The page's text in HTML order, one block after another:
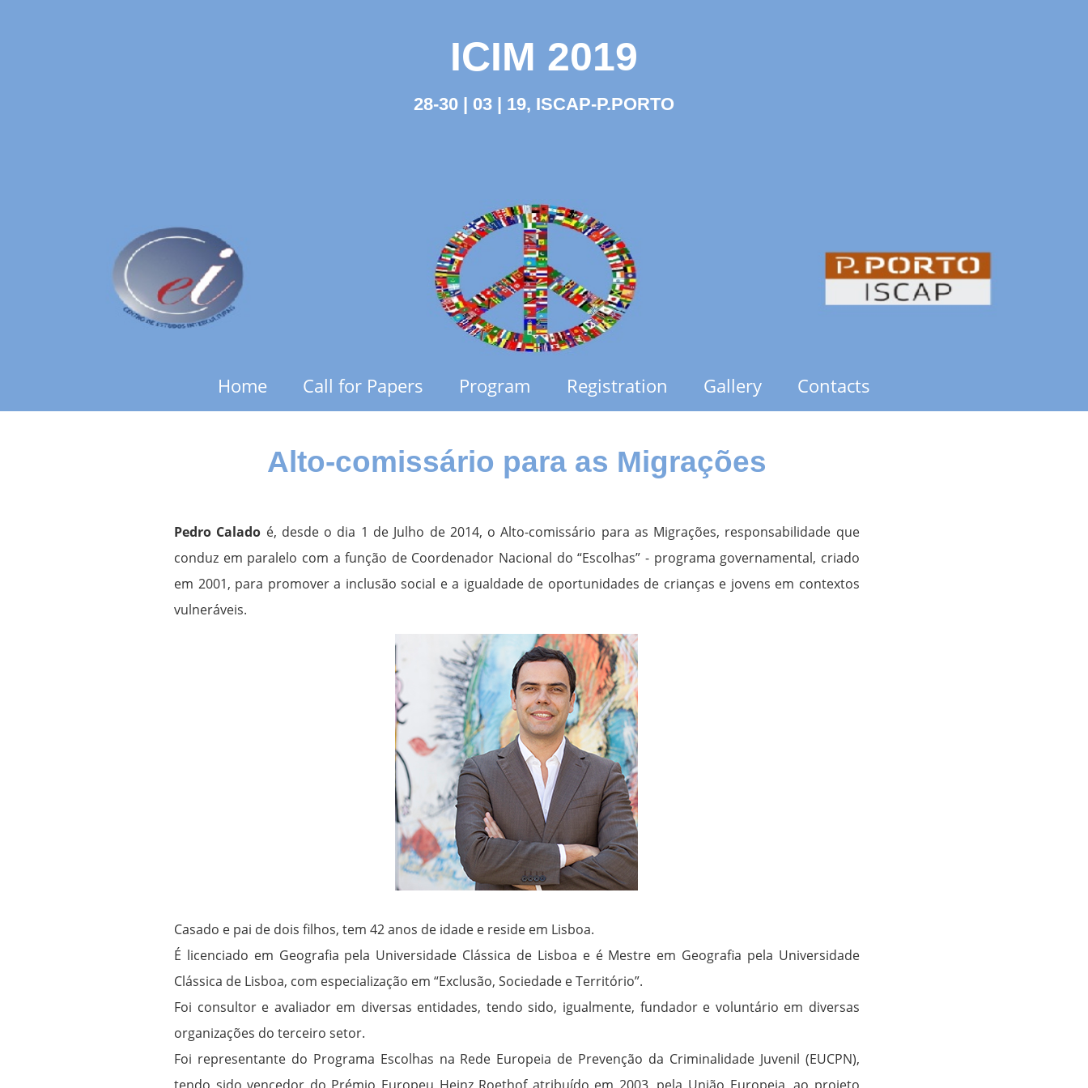
ICIM 2019
28-30 | 03 | 19, ISCAP-P.PORTO
Home Call for Papers Program Registration Gallery Contacts
Alto-comissário para as Migrações
Pedro Calado é, desde o dia 1 de Julho de 2014, o Alto-comissário para as Migrações, responsabilidade que
conduz em paralelo com a função de Coordenador Nacional do “Escolhas” - programa governamental, criado
em 2001, para promover a inclusão social e a igualdade de oportunidades de crianças e jovens em contextos
vulneráveis.
Casado e pai de dois filhos, tem 42 anos de idade e reside em Lisboa.
É licenciado em Geografia pela Universidade Clássica de Lisboa e é Mestre em Geografia pela Universidade
Clássica de Lisboa, com especialização em “Exclusão, Sociedade e Território”.
Foi consultor e avaliador em diversas entidades, tendo sido, igualmente, fundador e voluntário em diversas
organizações do terceiro setor.
Foi representante do Programa Escolhas na Rede Europeia de Prevenção da Criminalidade Juvenil (EUCPN),
tendo sido vencedor do Prémio Europeu Heinz Roethof atribuído em 2003, pela União Europeia, ao projeto